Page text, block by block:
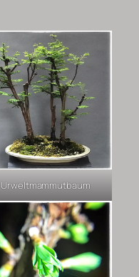
Urweltmammutbaum